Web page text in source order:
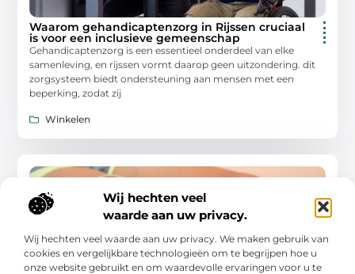
Wij hechten veel
waarde aan uw privacy.
Wij hechten veel waarde aan uw privacy. We maken gebruik van
cookies en vergelijkbare technologieën om te begrijpen hoe u
onze website gebruikt en om waardevolle ervaringen voor u te
Waarom gehandicaptenzorg in Rijssen cruciaal
is voor een inclusieve gemeenschap
Gehandicaptenzorg is een essentieel onderdeel van elke
samenleving, en rijssen vormt daarop geen uitzondering. dit
zorgsysteem biedt ondersteuning aan mensen met een
beperking, zodat zij
Winkelen